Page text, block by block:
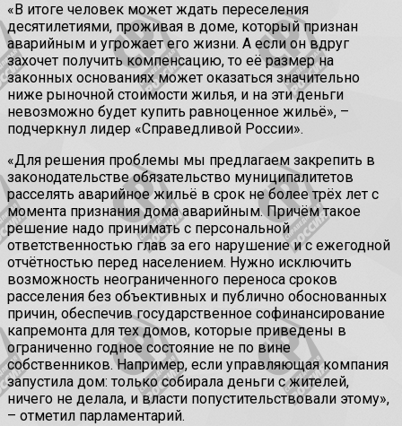
«В итоге человек может ждать переселения
десятилетиями, проживая в доме, который признан
аварийным и угрожает его жизни. А если он вдруг
захочет получить компенсацию, то её размер на
законных основаниях может оказаться значительно
ниже рыночной стоимости жилья, и на эти деньги
невозможно будет купить равноценное жильё», –
подчеркнул лидер «Справедливой России».
«Для решения проблемы мы предлагаем закрепить в
законодательстве обязательство муниципалитетов
расселять аварийное жильё в срок не более трёх лет с
момента признания дома аварийным. Причём такое
решение надо принимать с персональной
ответственностью глав за его нарушение и с ежегодной
отчётностью перед населением. Нужно исключить
возможность неограниченного переноса сроков
расселения без объективных и публично обоснованных
причин, обеспечив государственное софинансирование
капремонта для тех домов, которые приведены в
ограниченно годное состояние не по вине
собственников. Например, если управляющая компания
запустила дом: только собирала деньги с жителей,
ничего не делала, и власти попустительствовали этому»,
– отметил парламентарий.